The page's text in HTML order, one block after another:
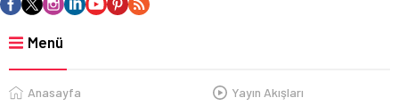
Menü
Anasayfa Yayın Akışları